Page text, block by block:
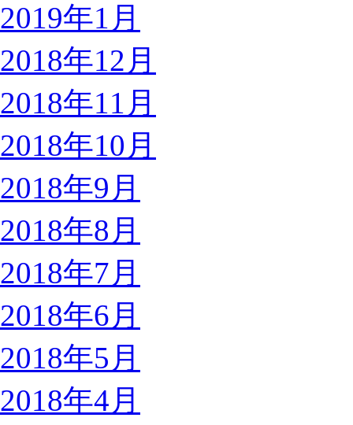
2019年1月
2018年12月
2018年11月
2018年10月
2018年9月
2018年8月
2018年7月
2018年6月
2018年5月
2018年4月